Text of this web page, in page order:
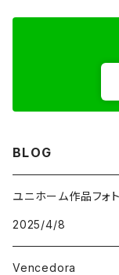
BLOG
ユニホーム作品フォト
2025/4/8
Vencedora